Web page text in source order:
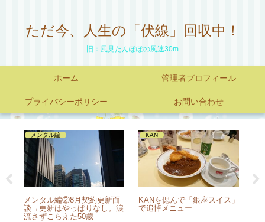
ただ今、人生の「伏線」回収中！
旧：風見たんぽぽの風速30m
ホーム 管理者プロフィール
プライバシーポリシー お問い合わせ
メンタル編
メンタル編②8月契約更新面
談→更新はやっぱりなし。涙
流さずこらえた50歳
KAN
KANを偲んで「銀座スイス」
で追悼メニュー